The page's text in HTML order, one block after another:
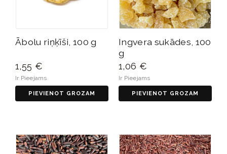
Ābolu riņķīši, 100 g
1,55 €
Ir Pieejams
PIEVIENOT GROZAM
Ingvera sukādes, 100
g
1,06 €
Ir Pieejams
PIEVIENOT GROZAM